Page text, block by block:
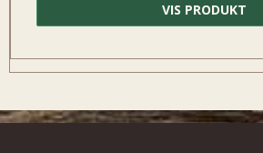
VIS PRODUKT